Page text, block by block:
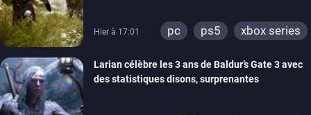
Hier à 17:01 pc ps5 xbox series
Larian célèbre les 3 ans de Baldur’s Gate 3 avec
des statistiques disons, surprenantes